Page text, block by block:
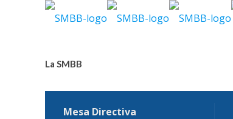
La SMBB
Mesa Directiva